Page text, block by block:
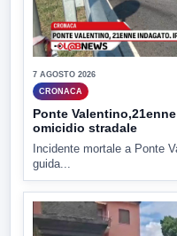
7 AGOSTO 2026
CRONACA
Ponte
omicidio stradale
Incidente mortale a Ponte
guida...